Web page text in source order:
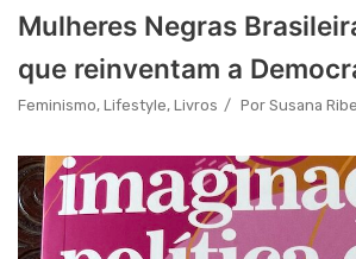
Mulheres Negras
que reinventam a
Feminismo, Lifestyle, Livros Por Susana